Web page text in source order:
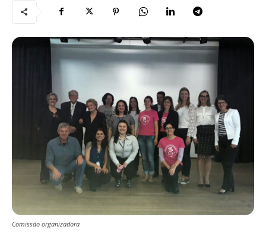
Comissão organizadora